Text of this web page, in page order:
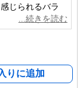
じられるバラ
が実現できる
です。
りに追加